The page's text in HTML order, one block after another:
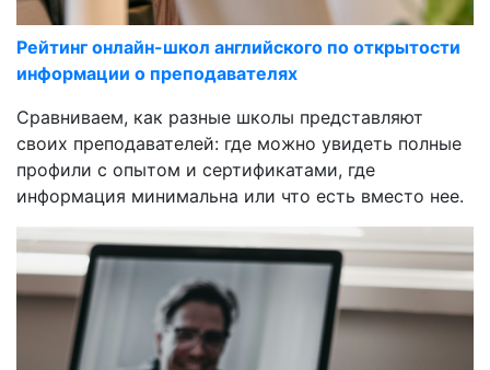
Рейтинг онлайн-школ английского по открытости
информации о преподавателях
Сравниваем, как разные школы представляют
своих преподавателей: где можно увидеть полные
профили с опытом и сертификатами, где
информация минимальна или что есть вместо нее.